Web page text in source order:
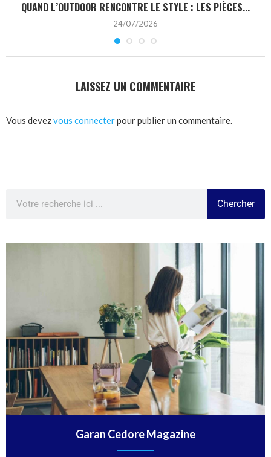
QUAND L’OUTDOOR RENCONTRE LE STYLE : LES PIÈCES...
24/07/2026
LAISSEZ UN COMMENTAIRE
Vous devezvous connecterpour publier un commentaire.
Chercher
Garan Cedore Magazine